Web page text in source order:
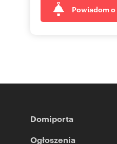
Powiadom
Domiporta
Ogłoszenia